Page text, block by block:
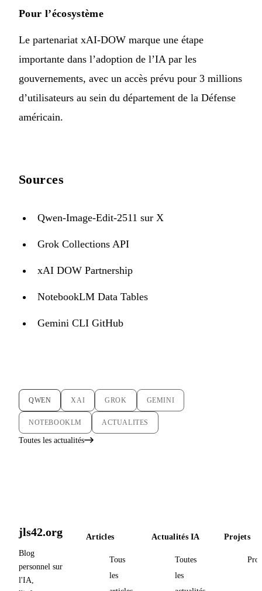
Pour l’écosystème
Le partenariat xAI-DOW marque une étape
importante dans l’adoption de l’IA par les
gouvernements, avec un accès prévu pour 3 millions
d’utilisateurs au sein du département de la Défense
américain.
Sources
Qwen-Image-Edit-2511 sur X
Grok Collections API
xAI DOW Partnership
NotebookLM Data Tables
Gemini CLI GitHub
QWEN XAI GROK GEMINI
NOTEBOOKLM ACTUALITES
Toutes les actualités
jls42.org
Blog
personnel sur
l'IA,
Articles
Tous
les
Actualités IA
Toutes
les
Projets